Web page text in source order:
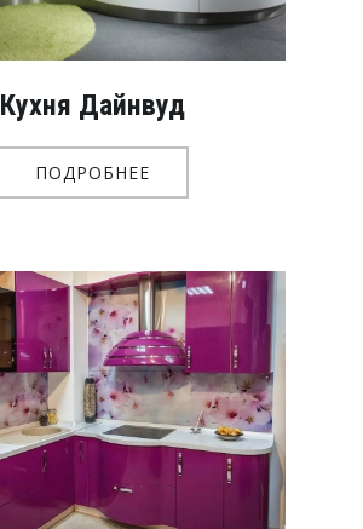
Кухня Дайнвуд
ПОДРОБНЕЕ